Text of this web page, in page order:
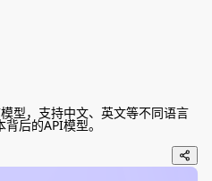
型，支持中文、英文等不同语言
后的API模型。